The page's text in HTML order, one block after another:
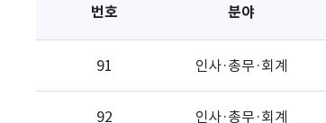
번호 분야
91 인사·총무·회계
92 인사·총무·회계